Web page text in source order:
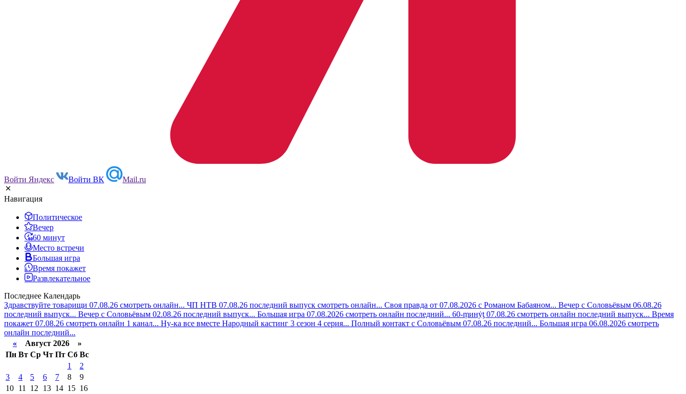
Войти Яндекс Войти ВК Mail.ru
Навигация
Политическое
Вечер
60 минут
Место встречи
Большая игра
Время покажет
Развлекательное
Последнее Календарь
Здравствуйте товарищи 07.08.26 смотреть онлайн... ЧП НТВ 07.08.26 последний выпуск смотреть онлайн... Своя правда от 07.08.2026 с Романом Бабаяном... Вечер с Соловьёвым 06.08.26
последний выпуск... Вечер с Соловьёвым 02.08.26 последний выпуск... Большая игра 07.08.2026 смотреть онлайн последний... 60-ṃинẏƫ 07.08.26 смотреть онлайн последний выпуск... Время
покажет 07.08.26 смотреть онлайн 1 канал... Ну-ка все вместе Народный кастинг 3 сезон 4 серия... Полный контакт с Соловьёвым 07.08.26 последний... Большая игра 06.08.2026 смотреть
онлайн последний...
« Август 2026 »
Пн Вт Ср Чт Пт Сб Вс
1
2
3
4 5 6 7 8
9
10 11 12 13 14 15 16